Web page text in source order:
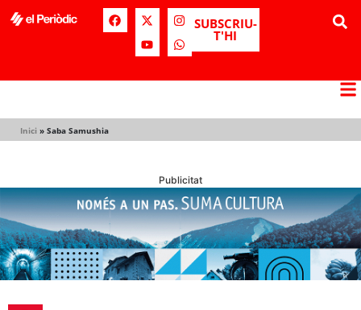
SUBSCRIU-
T'HI
Inici » Saba Samushia
Publicitat